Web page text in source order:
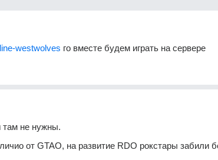
westwolves го вместе будем играть на сервере
там не нужны.
от GTAO, на развитие RDO рокстары забили